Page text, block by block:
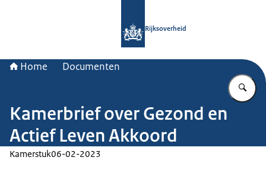
Rijksoverheid
Home Documenten
Kamerbrief over Gezond en
Actief Leven Akkoord
Kamerstuk06-02-2023